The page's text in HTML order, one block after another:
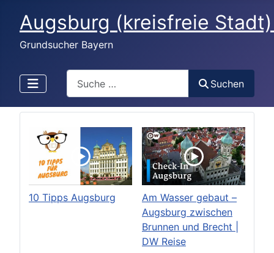
Augsburg (kreisfreie
Grundsucher Bayern
Suchen
10 Tipps Augsburg
Am Wasser gebaut –
Augsburg zwischen
Brunnen und Brecht |
DW Reise